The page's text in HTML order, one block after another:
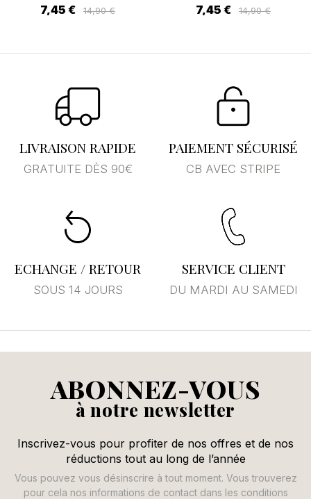
7,45 € 14,90 € 7,45 € 14,90 €
LIVRAISON RAPIDE
GRATUITE DÈS 90€
PAIEMENT SÉCURISÉ
CB AVEC STRIPE
ECHANGE / RETOUR
SOUS 14 JOURS
SERVICE CLIENT
DU MARDI AU SAMEDI
ABONNEZ-VOUS
à notre newsletter
Inscrivez-vous pour profiter de nos offres et de nos
réductions tout au long de l’année
Vous pouvez vous désinscrire à tout moment. Vous trouverez
pour cela nos informations de contact dans les conditions